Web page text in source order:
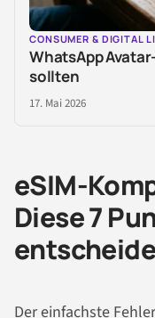
CONSUMER & DIGITAL
WhatsApp
sollten
17. Mai 2026
eSIM-
Diese 7
Der einfachste